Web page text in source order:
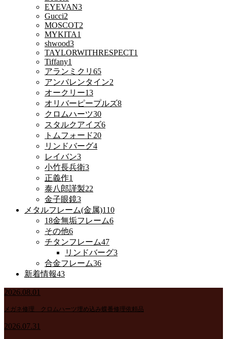
EYEVAN3
Gucci2
MOSCOT2
MYKITA1
shwood3
TAYLORWITHRESPECT1
Tiffany1
アランミクリ 65
アンバレンタイン2
オークリー13
オリバーピープルズ8
クロムハーツ30
スタルクアイズ6
トムフォード20
リンドバーグ4
レイバン3
小竹長兵衛3
正義作1
泰八郎謹製22
金子眼鏡3
メタルフレーム(金属)110
18金無垢フレーム6
その他6
チタンフレーム47
リンドバーグ3
合金フレーム36
新着情報43
2026.08.01
メガネ修理 クロムハーツ埋め込み蝶番修理依頼品
2026.07.31